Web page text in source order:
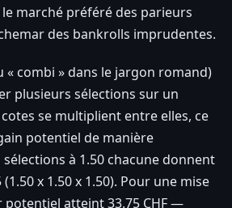
marché préféré des parieurs
des bankrolls imprudentes.
« combi » dans le jargon romand)
plusieurs sélections sur un
se multiplient entre elles, ce
potentiel de manière
à 1.50 chacune donnent
x 1.50 x 1.50). Pour une mise
potentiel atteint 33.75 CHF —